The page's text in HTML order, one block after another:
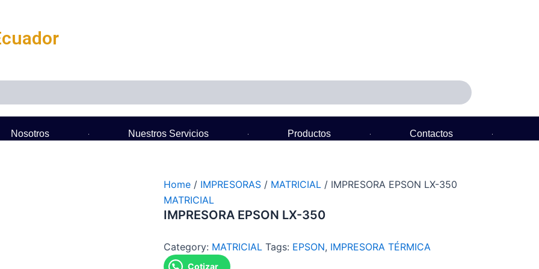
Nosotros Nuestros Servicios Productos
Contactos
Home / IMPRESORAS / MATRICIAL / IMPRESORA EPSON LX-350
MATRICIAL
IMPRESORA EPSON LX-350
Category: MATRICIAL Tags: EPSON, IMPRESORA TÉRMICA
Cotizar